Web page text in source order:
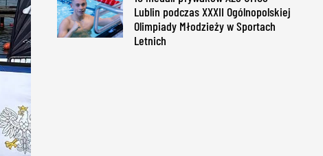
Lublin podczas XXXII Ogólnopolskiej
Olimpiady Młodzieży w Sportach
Letnich